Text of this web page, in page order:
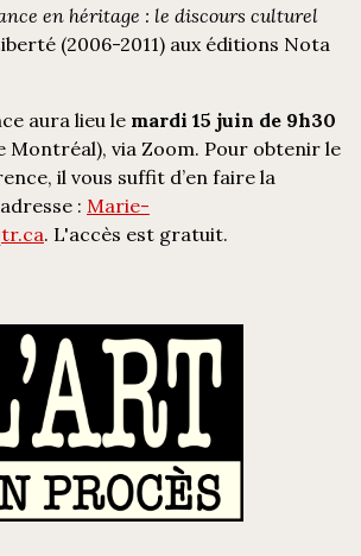
en héritage : le discours culturel
(2006-2011) aux éditions Nota
aura lieu le mardi 15 juin de 9h30
Montréal), via Zoom. Pour obtenir le
il vous suffit d’en faire la
: Marie-
. L'accès est gratuit.